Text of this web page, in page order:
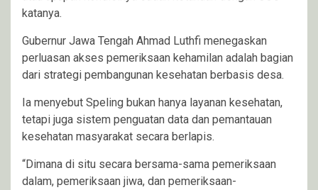
katanya.
Gubernur Jawa Tengah Ahmad Luthfi menegaskan
perluasan akses pemeriksaan kehamilan adalah bagian
dari strategi pembangunan kesehatan berbasis desa.
Ia menyebut Speling bukan hanya layanan kesehatan,
tetapi juga sistem penguatan data dan pemantauan
kesehatan masyarakat secara berlapis.
“Dimana di situ secara bersama-sama pemeriksaan
dalam, pemeriksaan jiwa, dan pemeriksaan-